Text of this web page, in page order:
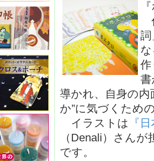
詞
作
導かれ、自身の内
か”に気づくため
イラストは
『
（Denali）さん
です。